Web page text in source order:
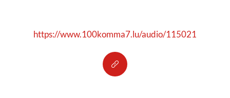
https://www.100komma7.lu/audio/115021